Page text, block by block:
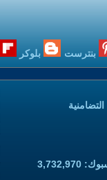
بنترست بلوكر